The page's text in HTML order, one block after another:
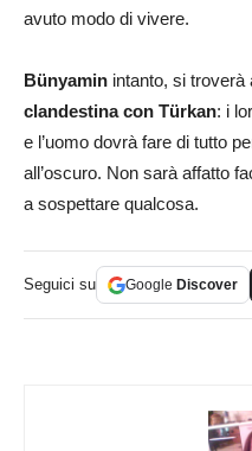
avuto modo di vivere.
Bünyamin intanto, si
clandestina con Türkan: i
e l’uomo dovrà fare di tutto
all’oscuro. Non sarà affatto
a sospettare qualcosa.
Seguici su Google Discover